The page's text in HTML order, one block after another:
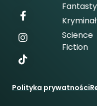
Science
Fiction
Polityka prywatności